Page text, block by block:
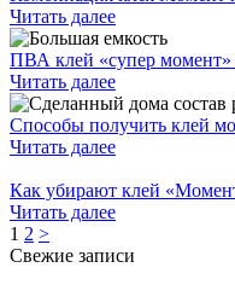
Читать далее
ПВА клей «супер момент»
Читать далее
Способы получить клей
Читать далее
Как убирают клей
Читать далее
1 2 >
Свежие записи